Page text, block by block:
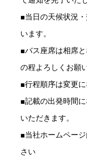
■当日の天候状況
います。
■バス座席は相席
の程よろしくお願
■行程順序は変更に
■記載の出発時間
いただきます。
■当社ホームペー
さい